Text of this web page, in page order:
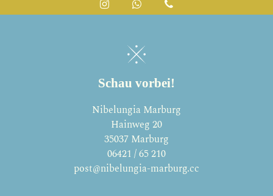
InstagramWhatsappTelefon
Schau vorbei!
Nibelungia Marburg
Hainweg 20
35037 Marburg
06421 / 65 210
post@nibelungia-marburg.cc